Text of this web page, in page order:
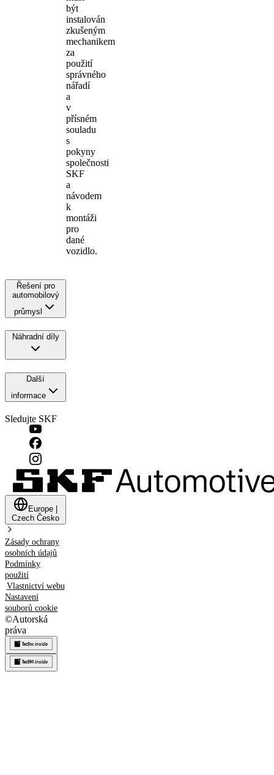
být
instalován
zkušeným
mechanikem
za
použití
správného
nářadí
a
v
přísném
souladu
s
pokyny
společnosti
SKF
a
návodem
k
montáži
pro
dané
vozidlo.
Řešení pro
automobilový
průmysl
Náhradní díly
Další
informace
Sledujte SKF
Europe
Czech Česko
Zásady ochrany
osobních údajů
Podmínky
použití
Vlastnictví webu
Nastavení
souborů cookie
©Autorská
práva